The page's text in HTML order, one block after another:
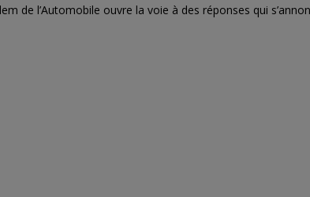
de l’Automobile ouvre la voie à des réponses qui